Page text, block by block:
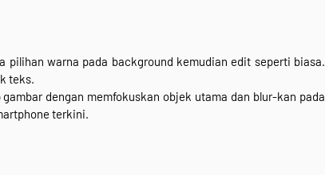
pilihan warna pada background kemudian edit seperti biasa.
teks.
dengan memfokuskan objek utama dan blur-kan pada
terkini.